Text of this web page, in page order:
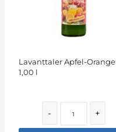
Lavanttaler Apfel-Orange
1,00 l
- +